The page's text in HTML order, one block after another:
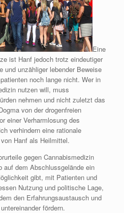
Eine
ist Hanf jedoch trotz eindeutiger
und unzähliger lebender Beweise
noch lange nicht. Wer in
nutzen will, muss
nehmen und nicht zuletzt das
von der drogenfreien
einer Verharmlosung des
verhindern eine rationale
Hanf als Heilmittel.
gegen Cannabismedizin
auf dem Abschlussgelände ein
gibt, mit Patienten und
Nutzung und politische Lage,
den Erfahrungsaustausch und
fördern.